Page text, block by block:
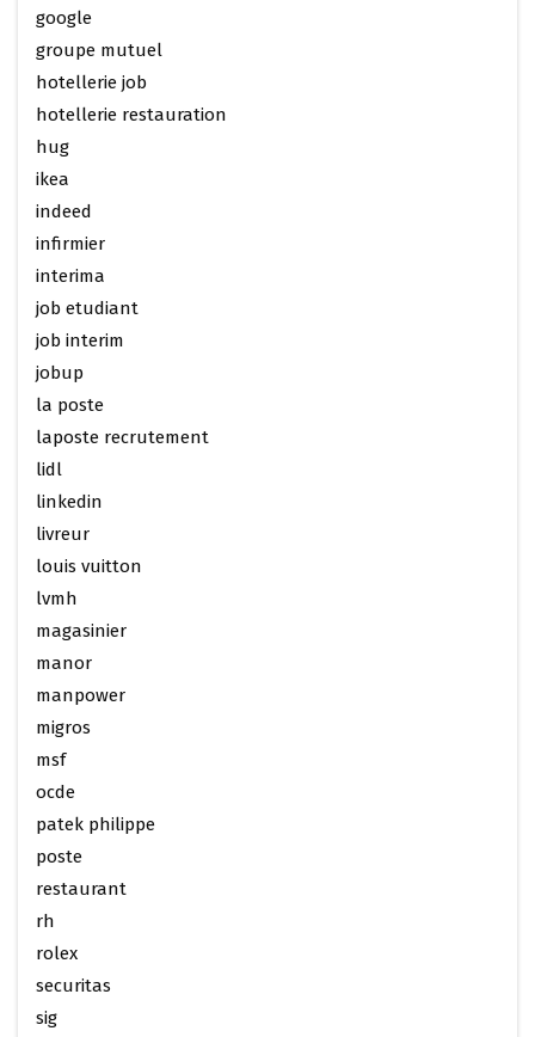
google
groupe mutuel
hotellerie job
hotellerie restauration
hug
ikea
indeed
infirmier
interima
job etudiant
job interim
jobup
la poste
laposte recrutement
lidl
linkedin
livreur
louis vuitton
lvmh
magasinier
manor
manpower
migros
msf
ocde
patek philippe
poste
restaurant
rh
rolex
securitas
sig